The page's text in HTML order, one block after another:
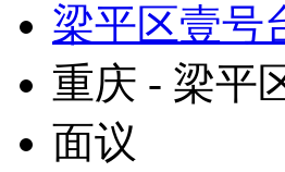
梁平区壹号
重庆 - 梁平
面议